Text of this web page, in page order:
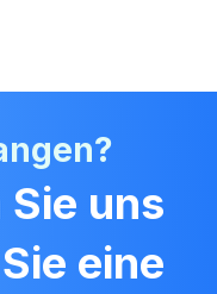
uns
eine